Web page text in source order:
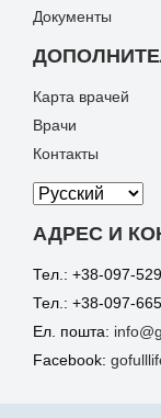
Документы
Карта врачей
Врачи
Контакты
АДРЕС И
Тел.: +38-097-
Тел.: +38-097-
Ел. пошта:
Facebook: